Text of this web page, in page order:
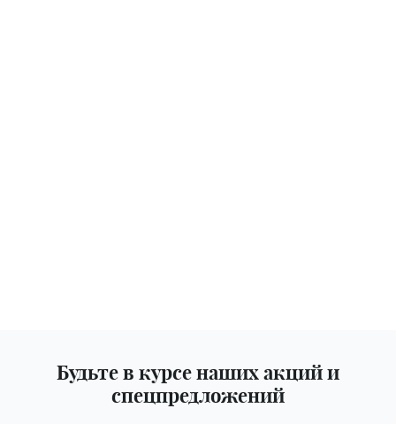
Будьте в курсе наших акций и
спецпредложений